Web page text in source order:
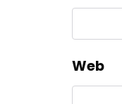
Web